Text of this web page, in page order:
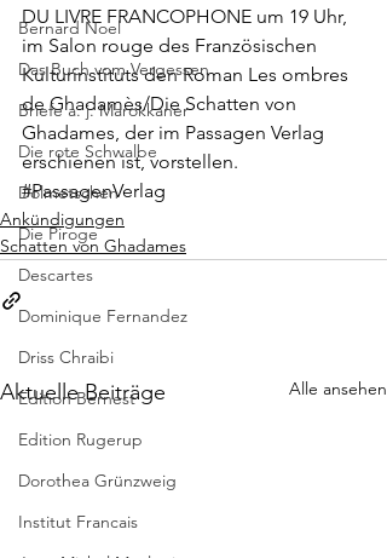
Bernard Noel
Das Buch vom Vergessen
Briefe a. j. Marokkaner
Die rote Schwalbe
Dolmetschen
Die Piroge
Descartes
Dominique Fernandez
Driss Chraibi
Edition Bernest
Edition Rugerup
Dorothea Grünzweig
Institut Francais
DU LIVRE FRANCOPHONE um 19 Uhr,
im Salon rouge des Französischen
Kulturinstituts den Roman Les ombres
de Ghadamès/Die Schatten von
Ghadames, der im Passagen Verlag
erschienen ist, vorstellen.
#PassagenVerlag
Ankündigungen
Schatten von Ghadames
Aktuelle Beiträge Alle ansehen